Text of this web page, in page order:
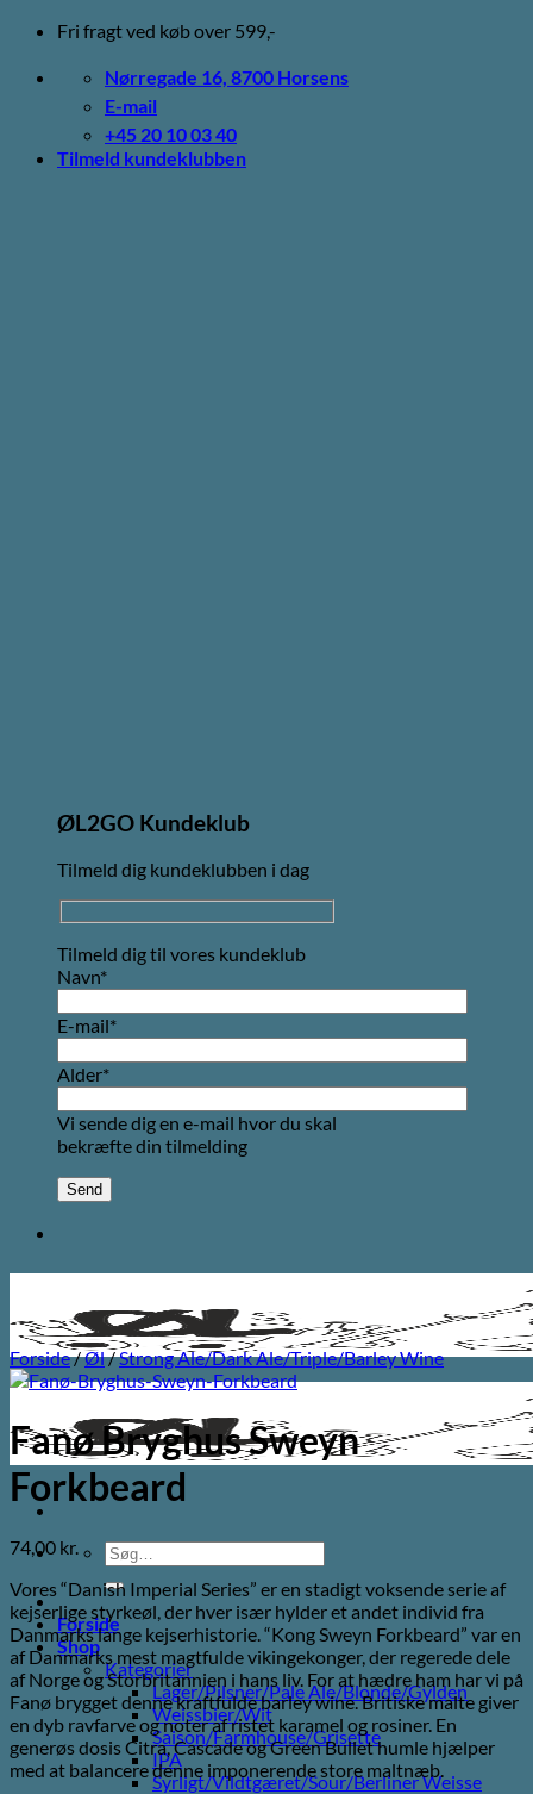
Fortsæt
indhold
Fri fragt ved køb over 599,-
Nørregade 16, 8700 Horsens
E-mail
+45 20 10 03 40
Tilmeld kundeklubben
ØL2GO Kundeklub
Tilmeld dig kundeklubben i dag
Tilmeld dig til vores kundeklub
Navn*
E-mail*
Alder*
Vi sende dig en e-mail hvor du skal
bekræfte din tilmelding
Søg
efter:
Forside
Shop
Kategorier
Lager/Pilsner/Pale Ale/Blonde/Gylden
Weissbier/Wit
Saison/Farmhouse/Grisette
IPA
Syrligt/Vildtgæret/Sour/Berliner Weisse
Forside/Øl/Strong Ale/Dark Ale/Triple/Barley Wine
Fanø Bryghus Sweyn
Forkbeard
74,00 kr.
Vores “Danish Imperial Series” er en stadigt voksende serie af
kejserlige styrkeøl, der hver især hylder et andet individ fra
Danmarks lange kejserhistorie. “Kong Sweyn Forkbeard” var en
af ​​Danmarks mest magtfulde vikingekonger, der regerede dele
af Norge og Storbritannien i hans liv. For at hædre ham har vi på
Fanø brygget denne kraftfulde barley wine. Britiske malte giver
en dyb ravfarve og noter af ristet karamel og rosiner. En
generøs dosis Citra, Cascade og Green Bullet humle hjælper
med at balancere denne imponerende store maltnæb.